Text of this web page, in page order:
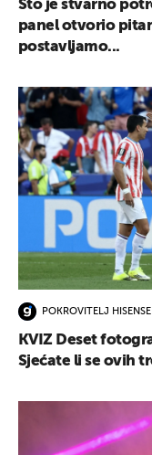
Što je stvarno
panel otvorio
postavljamo...
POKROVITELJ HISENSE
KVIZ Deset
Sjećate li se ovih